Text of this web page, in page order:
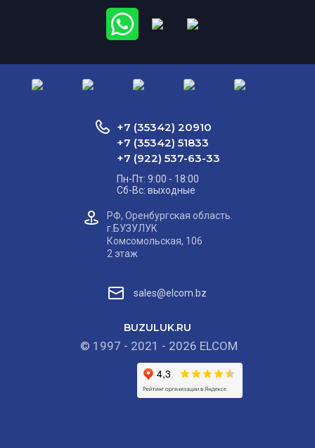
BUZULUK.RU
© 1997 - 2021 - 2026 ELCOM
+7 (35342) 20910
+7 (35342) 51833
+7 (922) 537-63-33
Пн-Пт: 9:00 - 18:00
Сб-Вс: выходные
РФ, Оренбургская область.
г.БУЗУЛУК
Комсомольская, 106
2 этаж
sales@elcom.bz